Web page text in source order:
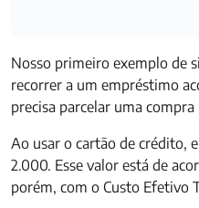
Nosso primeiro exemplo de
recorrer a um empréstimo
precisa parcelar uma
Ao usar o cartão de crédito,
2.000. Esse valor está de
porém, com o Custo Efetivo